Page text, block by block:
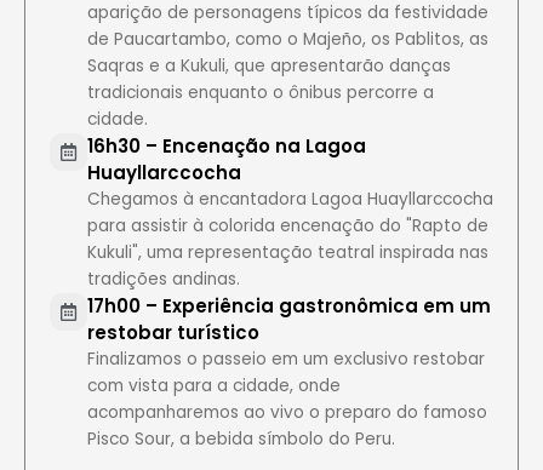
aparição de personagens típicos da festividade
de Paucartambo, como o Majeño, os Pablitos, as
Saqras e a Kukuli, que apresentarão danças
tradicionais enquanto o ônibus percorre a
cidade.
16h30 – Encenação na Lagoa
Huayllarccocha
Chegamos à encantadora Lagoa Huayllarccocha
para assistir à colorida encenação do "Rapto de
Kukuli", uma representação teatral inspirada nas
tradições andinas.
17h00 – Experiência gastronômica em um
restobar turístico
Finalizamos o passeio em um exclusivo restobar
com vista para a cidade, onde
acompanharemos ao vivo o preparo do famoso
Pisco Sour, a bebida símbolo do Peru.